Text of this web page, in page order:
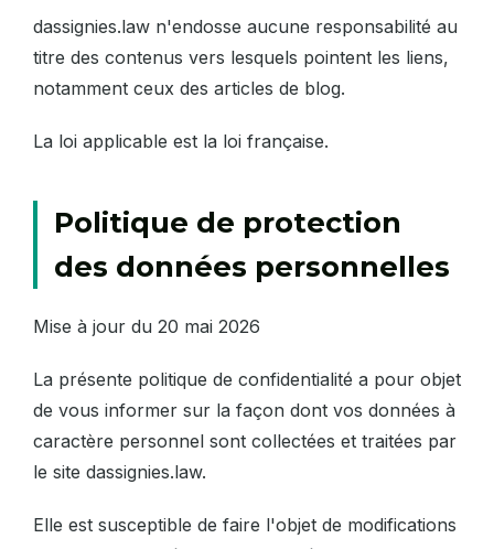
dassignies.law n'endosse aucune responsabilité au
titre des contenus vers lesquels pointent les liens,
notamment ceux des articles de blog.
La loi applicable est la loi française.
Politique de protection
des données personnelles
Mise à jour du 20 mai 2026
La présente politique de confidentialité a pour objet
de vous informer sur la façon dont vos données à
caractère personnel sont collectées et traitées par
le site dassignies.law.
Elle est susceptible de faire l'objet de modifications